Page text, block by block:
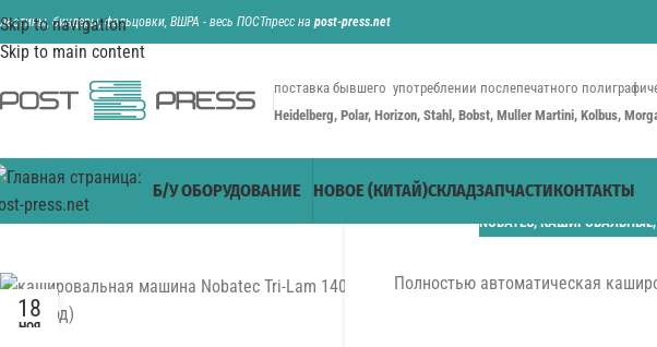
Skip to navigation
Skip to main content
биндеры, фальцовки, ВШРА - весь ПОСТпресс на post-press.net
поставка бывшего употреблении послепечатного
Heidelberg, Polar, Horizon, Stahl, Bobst, Muller Martini, Kolbus,
Б/У ОБОРУДОВАНИЕ НОВОЕ (КИТАЙ)СКЛАДЗАПЧАСТИКОНТАКТЫ
18
НОЯ
NOBATEC, КАШИРОВАЛЬНЫЕ,
Полностью автоматическая